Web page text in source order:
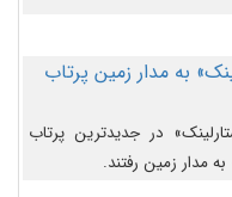
به مدار زمین پرتاب
در جدیدترین پرتاب
مدار زمین رفتند.